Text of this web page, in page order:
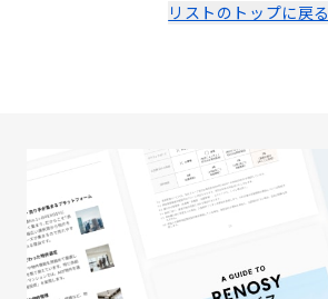
リストのトップに戻る